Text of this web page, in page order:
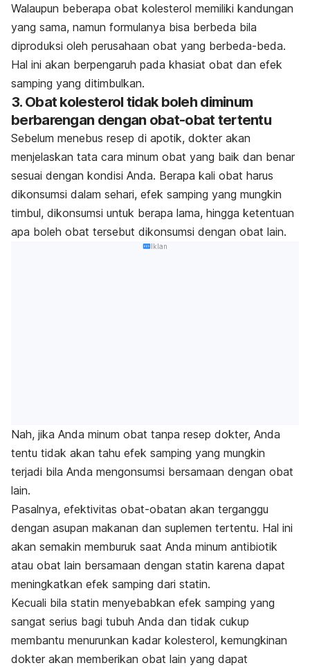
Walaupun beberapa obat kolesterol memiliki kandungan
yang sama, namun formulanya bisa berbeda bila
diproduksi oleh perusahaan obat yang berbeda-beda.
Hal ini akan berpengaruh pada khasiat obat dan efek
samping yang ditimbulkan.
3. Obat kolesterol tidak boleh diminum
berbarengan dengan obat-obat tertentu
Sebelum menebus resep di apotik, dokter akan
menjelaskan tata cara minum obat yang baik dan benar
sesuai dengan kondisi Anda. Berapa kali obat harus
dikonsumsi dalam sehari, efek samping yang mungkin
timbul, dikonsumsi untuk berapa lama, hingga ketentuan
apa boleh obat tersebut dikonsumsi dengan obat lain.
Iklan
Nah, jika Anda minum obat tanpa resep dokter, Anda
tentu tidak akan tahu efek samping yang mungkin
terjadi bila Anda mengonsumsi bersamaan dengan obat
lain.
Pasalnya, efektivitas obat-obatan akan terganggu
dengan asupan makanan dan suplemen tertentu. Hal ini
akan semakin memburuk saat Anda minum antibiotik
atau obat lain bersamaan dengan statin karena dapat
meningkatkan efek samping dari statin.
Kecuali bila statin menyebabkan efek samping yang
sangat serius bagi tubuh Anda dan tidak cukup
membantu menurunkan kadar kolesterol, kemungkinan
dokter akan memberikan obat lain yang dapat